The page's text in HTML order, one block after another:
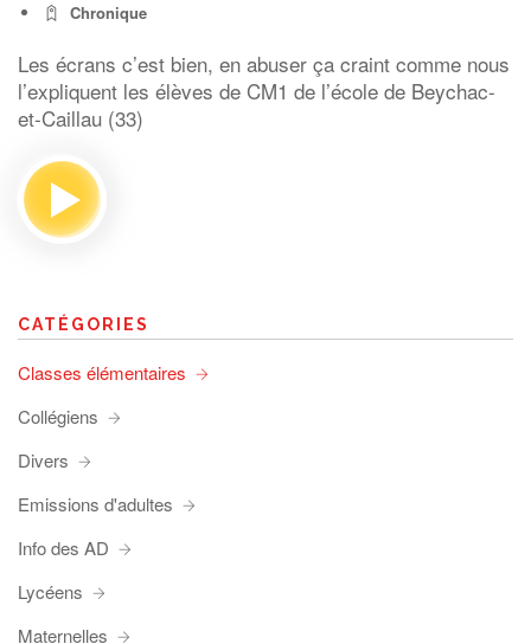
Chronique
Les écrans c’est bien, en abuser ça craint comme nous
l’expliquent les élèves de CM1 de l’école de Beychac-
et-Caillau (33)
CATÉGORIES
Classes élémentaires
Collégiens
Divers
Emissions d'adultes
Info des AD
Lycéens
Maternelles